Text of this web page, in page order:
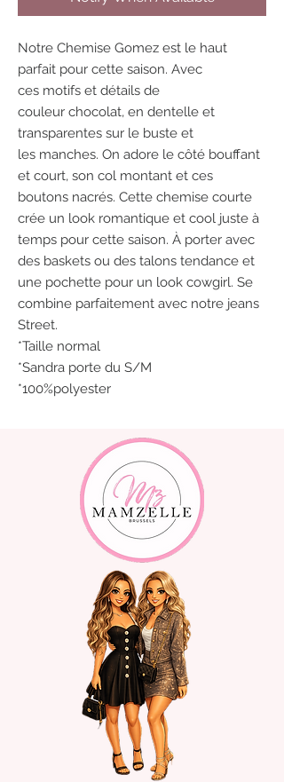
Notre Chemise Gomez est le haut
parfait pour cette saison. Avec
ces motifs et détails de
couleur chocolat, en dentelle et
transparentes sur le buste et
les manches. On adore le côté bouffant
et court, son col montant et ces
boutons nacrés. Cette chemise courte
crée un look romantique et cool juste à
temps pour cette saison. À porter avec
des baskets ou des talons tendance et
une pochette pour un look cowgirl. Se
combine parfaitement avec notre jeans
Street.
*Taille normal
*Sandra porte du S/M
*100%polyester